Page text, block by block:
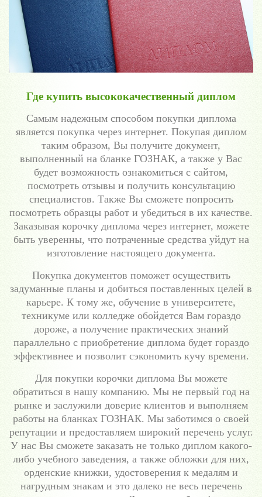
Где купить высококачественный диплом
Самым надежным способом покупки диплома
является покупка через интернет. Покупая диплом
таким образом, Вы получите документ,
выполненный на бланке ГОЗНАК, а также у Вас
будет возможность ознакомиться с сайтом,
посмотреть отзывы и получить консультацию
специалистов. Также Вы сможете попросить
посмотреть образцы работ и убедиться в их качестве.
Заказывая корочку диплома через интернет, можете
быть уверенны, что потраченные средства уйдут на
изготовление настоящего документа.
Покупка документов поможет осуществить
задуманные планы и добиться поставленных целей в
карьере. К тому же, обучение в университете,
техникуме или колледже обойдется Вам гораздо
дороже, а получение практических знаний
параллельно с приобретение диплома будет гораздо
эффективнее и позволит сэкономить кучу времени.
Для покупки корочки диплома Вы можете
обратиться в нашу компанию. Мы не первый год на
рынке и заслужили доверие клиентов и выполняем
работы на бланках ГОЗНАК. Мы заботимся о своей
репутации и предоставляем широкий перечень услуг.
У нас Вы сможете заказать не только диплом какого-
либо учебного заведения, а также обложки для них,
орденские книжки, удостоверения к медалям и
нагрудным знакам и это далеко не весь перечень